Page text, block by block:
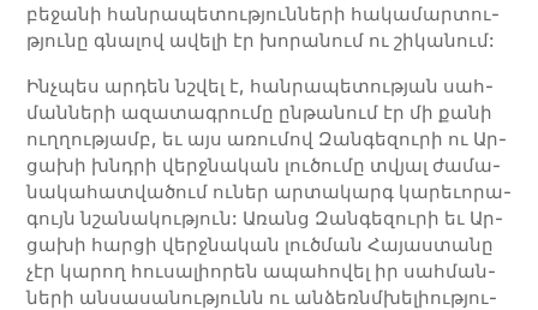
բե­ջա­նի հան­րա­պե­տու­թյուն­նե­րի հա­կա­մար­տու­
թյու­նը գնա­լով ա­վե­լի էր խորա­նում ու շիկա­նում:
Ինչ­պես ար­­դեն նշվել է, հան­­րա­­պե­­տու­­թյան սահ­­
ման­­նե­­րի ազատագրումը ըն­­թա­­նում էր մի քա­­նի
ուղ­­ղու­­թյամբ, եւ այս ա­­ռու­­մով Զան­­գե­­զու­­րի ու Ար­
ցա­խի խնդրի վերջ­նա­­կան լու­­ծու­­մը տվյալ ժա­­մա­­
նա­­կա­­հատ­­վա­­ծում ու­­ներ ար­­տա­­կարգ կա­­րեւո­­րա­­
գույն նշա­­նա­­կու­­թյուն: Ա­­ռանց Զան­­գե­­զու­­րի եւ Ար­
ցա­խի հար­­ցի վերջ­նա­­կան լուծ­­ման Հա­­յաս­­տա­­նը
չէր կա­­րող հու­­սա­­լիո­­րեն ա­­պա­­հո­­վել իր սահ­­ման­­
նե­­րի ան­­սա­­սա­­նու­­թյունն ու ան­­ձեռնմխե­­լիու­­թյու­­